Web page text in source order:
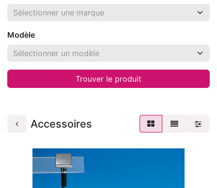
Modèle
Trouver le produit
Accessoires